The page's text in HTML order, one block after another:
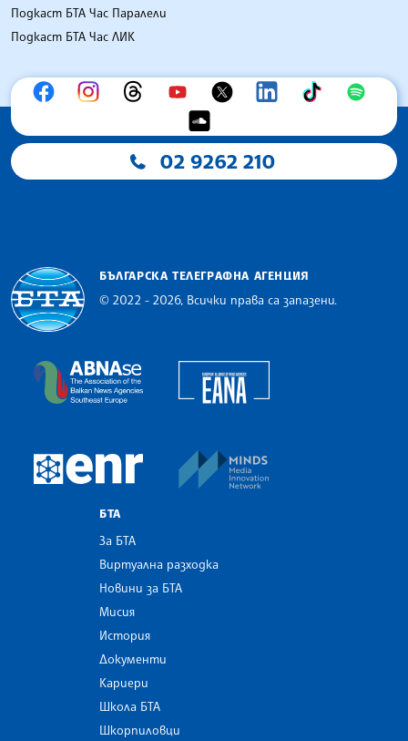
Подкаст БТА Час Паралели
Подкаст БТА Час ЛИК
02 9262 210
БЪЛГАРСКА ТЕЛЕГРАФНА АГЕНЦИЯ
© 2022 - 2026, Всички права са запазени.
The Assocoation of the Balkan News Agencies
European Newsroom
БТА
За БТА
Виртуална разходка
Новини за БТА
Мисия
История
Документи
Кариери
Школа БТА
Шкорпиловци